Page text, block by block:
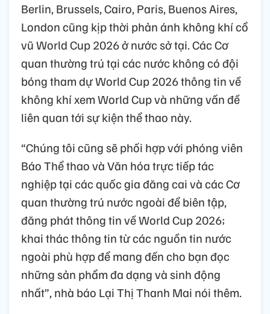
Berlin, Brussels, Cairo, Paris, Buenos Aires,
London cũng kịp thời phản ánh không khí cổ
vũ World Cup 2026 ở nước sở tại. Các Cơ
quan thường trú tại các nước không có đội
bóng tham dự World Cup 2026 thông tin về
không khí xem World Cup và những vấn đề
liên quan tới sự kiện thể thao này.
“Chúng tôi cũng sẽ phối hợp với phóng viên
Báo Thể thao và Văn hóa trực tiếp tác
nghiệp tại các quốc gia đăng cai và các Cơ
quan thường trú nước ngoài để biên tập,
đăng phát thông tin về World Cup 2026;
khai thác thông tin từ các nguồn tin nước
ngoài phù hợp để mang đến cho bạn đọc
những sản phẩm đa dạng và sinh động
nhất”, nhà báo Lại Thị Thanh Mai nói thêm.